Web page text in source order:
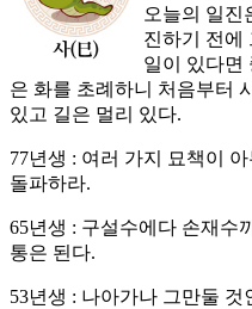
오늘의 일진
진하기 전에
일이 있다면
은 화를 초례하니 처음부터
있고 길은 멀리 있다.
77년생 : 여러 가지 묘책이
돌파하라.
65년생 : 구설수에다 손재수
통은 된다.
53년생 : 나아가나 그만둘 것